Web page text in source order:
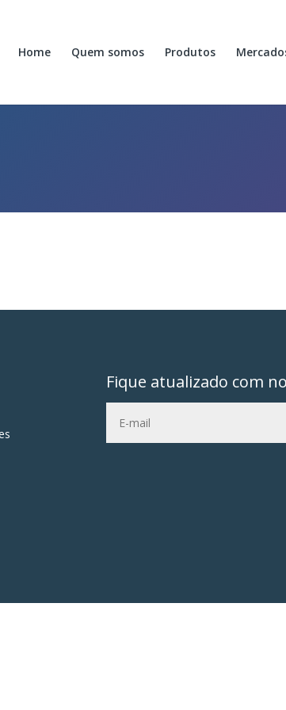
Home Quem somos Produtos
Fique atualizado com